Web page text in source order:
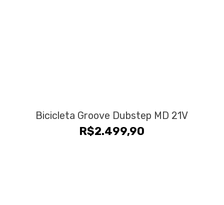
Bicicleta Groove Dubstep MD 21V
R$2.499,90